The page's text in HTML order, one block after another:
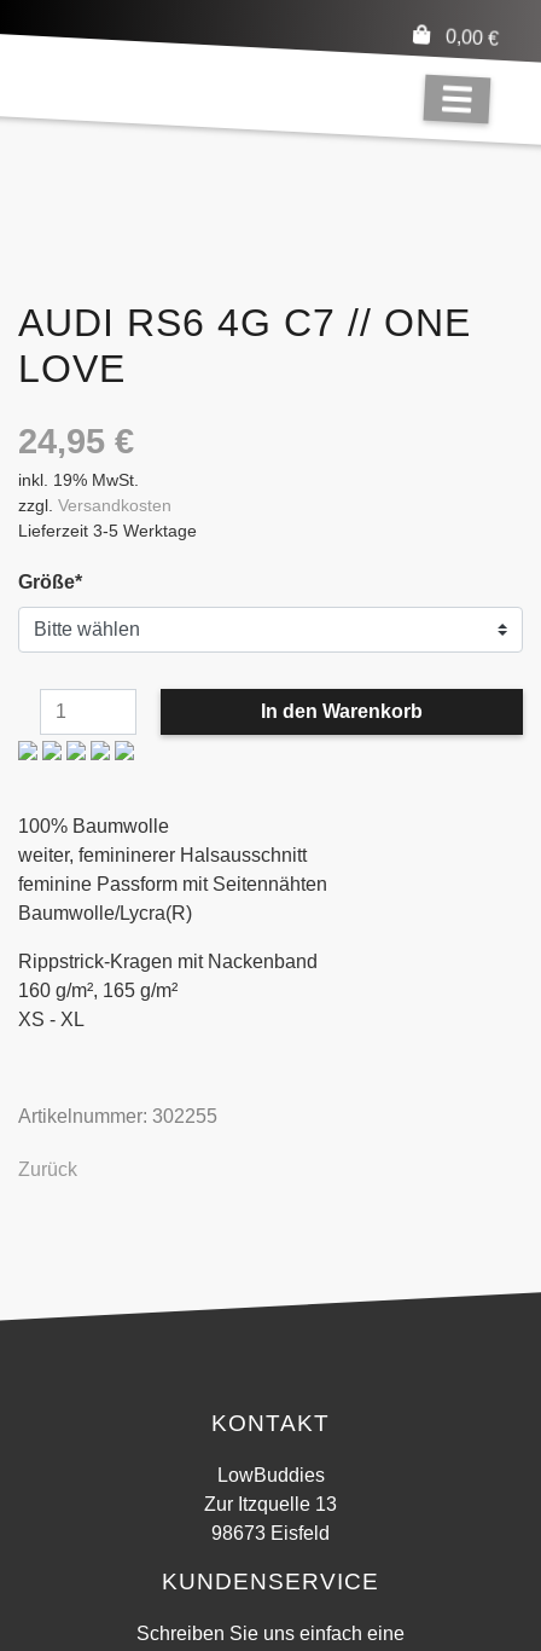
0,00€
AUDI RS6 4G C7 // ONE
LOVE
24,95 €
inkl. 19% MwSt.
zzgl. Versandkosten
Lieferzeit 3-5 Werktage
Größe*
100% Baumwolle
weiter, femininerer Halsausschnitt
feminine Passform mit Seitennähten
Baumwolle/Lycra(R)
Rippstrick-Kragen mit Nackenband
160 g/m², 165 g/m²
XS - XL
Artikelnummer: 302255
Zurück
KONTAKT
LowBuddies
Zur Itzquelle 13
98673 Eisfeld
KUNDENSERVICE
Schreiben Sie uns einfach eine